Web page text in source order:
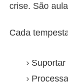
crise. São
Cada
Suportar